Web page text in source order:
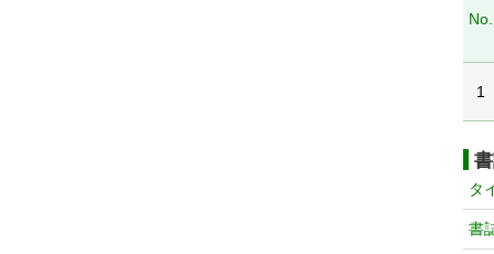
No.
1
タ
書